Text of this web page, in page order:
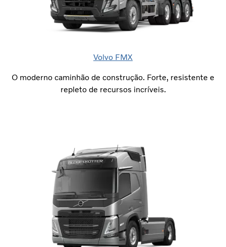
Volvo FMX
O moderno caminhão de construção. Forte, resistente e
repleto de recursos incríveis.